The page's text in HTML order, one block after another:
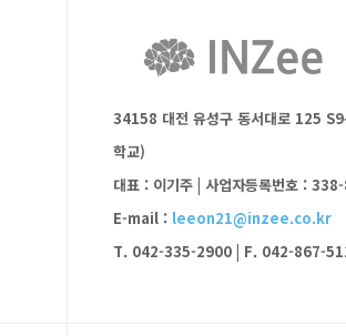
34158 대전 유성구 동서대로 125
학교)
대표 : 이기주 | 사업자등록번호 :
E-mail : leeon21@inzee.co.kr
T. 042-335-2900 | F. 042-867-